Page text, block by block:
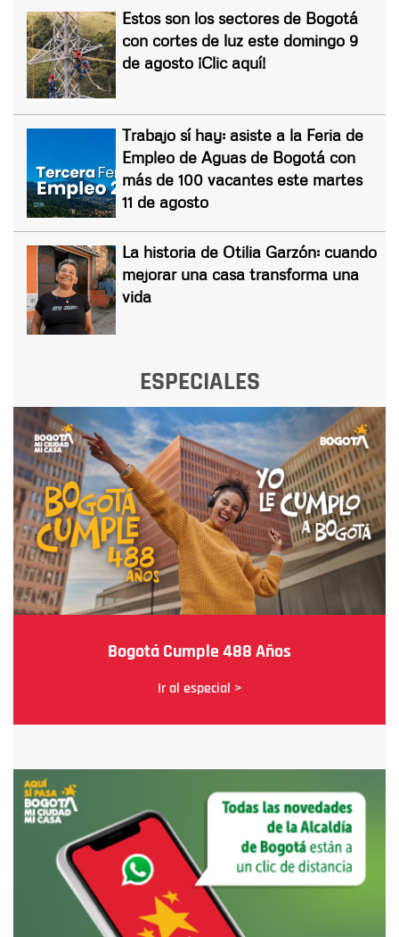
Estos son los sectores de Bogotá
con cortes de luz este domingo 9
de agosto ¡Clic aquí!
Trabajo sí hay: asiste a la Feria de
Empleo de Aguas de Bogotá con
más de 100 vacantes este martes
11 de agosto
La historia de Otilia Garzón: cuando
mejorar una casa transforma una
vida
ESPECIALES
Bogotá Cumple 488 Años
Ir al especial >